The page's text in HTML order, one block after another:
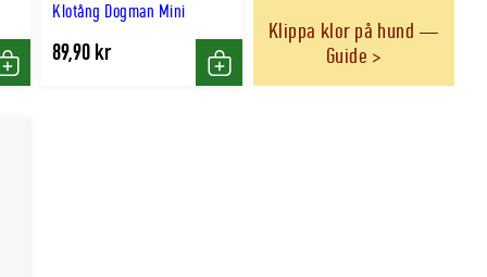
Köp
Klotång Dogman Mini
89,90 kr
Köp
Klippa klor på hund —
Guide